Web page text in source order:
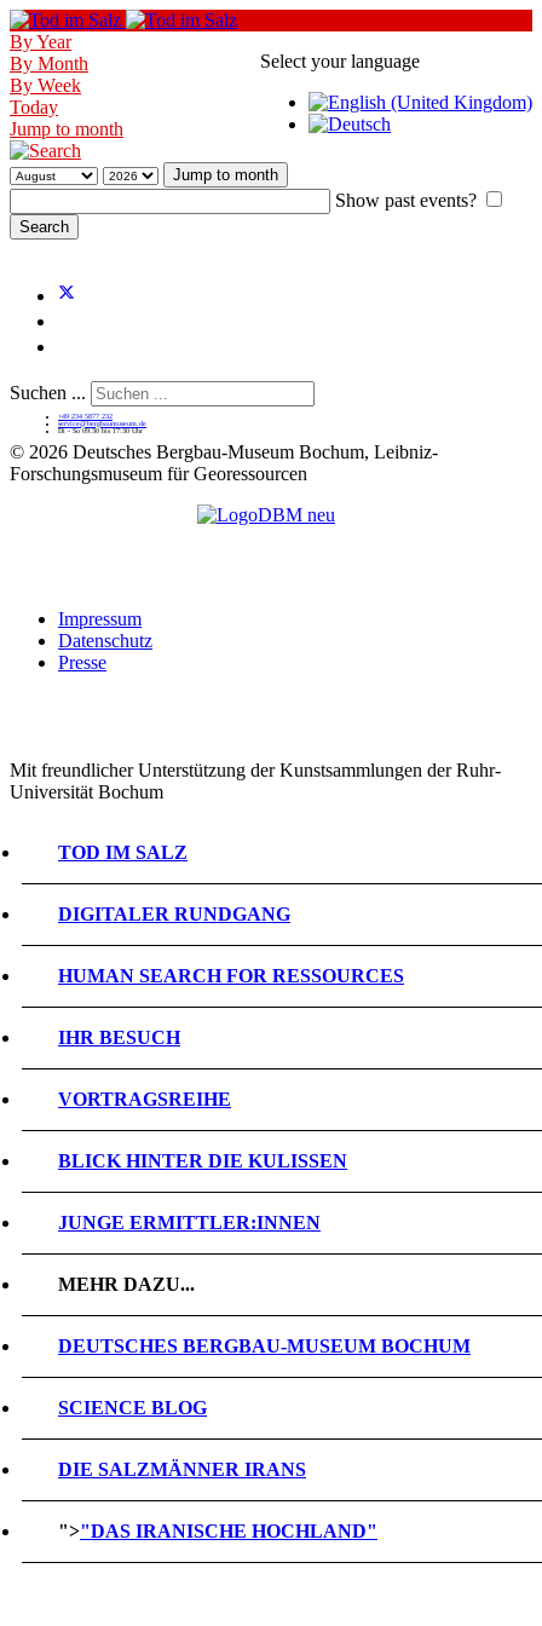
Select your language
By Year
By Month
By Week
Today
Jump to month
Jump to month
Show past events?
Suchen ...
+49 234 5877 232
service@bergbaumuseum.de
Di - So 09:30 bis 17:30 Uhr
© 2026 Deutsches Bergbau-Museum Bochum, Leibniz-
Forschungsmuseum für Georessourcen
Impressum
Datenschutz
Presse
Mit freundlicher Unterstützung der Kunstsammlungen der Ruhr-
Universität Bochum
TOD IM SALZ
DIGITALER RUNDGANG
HUMAN SEARCH FOR RESSOURCES
IHR BESUCH
VORTRAGSREIHE
BLICK HINTER DIE KULISSEN
JUNGE ERMITTLER:INNEN
MEHR DAZU...
DEUTSCHES BERGBAU-MUSEUM BOCHUM
SCIENCE BLOG
DIE SALZMÄNNER IRANS
">"DAS IRANISCHE HOCHLAND"